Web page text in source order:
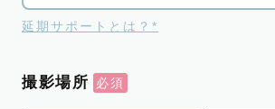
延期サポートとは？*
撮影場所